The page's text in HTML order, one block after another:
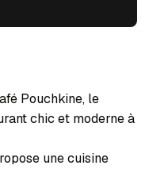
Pouchkine, le
chic et moderne à
une cuisine